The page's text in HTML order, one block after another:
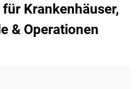
Krankenhäuser,
& Operationen